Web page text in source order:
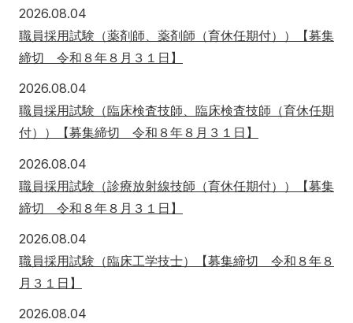
国際交流
校歌・逍遥歌
保健科学部
別科助産学専攻
研究情報公開
規則・細則等
本学との研究（連携）ご検討の方へ
よくあるご質問（FAQ）
会津医療センター
ふたば救急総合医療支援センター
エコチル調査 福島ユニットセンター HP
F-REIとの連携について
保健医療交流事業
看護学部
保健科学部
大学院
学生生活レポート
地域の方へ 来院の方（診療）へ
卒業生の方へ 教職員の方へ
アクセス
2026.08.04
職員採用試験（薬剤師、薬剤師（育休任期付））【募集
締切 令和８年８月３１日】
2026.08.04
職員採用試験（臨床検査技師、臨床検査技師（育休任期
付））【募集締切 令和８年８月３１日】
2026.08.04
職員採用試験（診療放射線技師（育休任期付））【募集
締切 令和８年８月３１日】
2026.08.04
職員採用試験（臨床工学技士）【募集締切 令和８年８
月３１日】
2026.08.04